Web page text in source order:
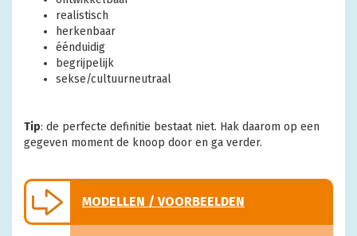
realistisch
herkenbaar
éénduidig
begrijpelijk
sekse/cultuurneutraal
Tip: de perfecte definitie bestaat niet. Hak daarom op een
gegeven moment de knoop door en ga verder.
MODELLEN / VOORBEELDEN